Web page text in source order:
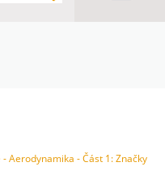
Aerodynamika - Část 1: Značky